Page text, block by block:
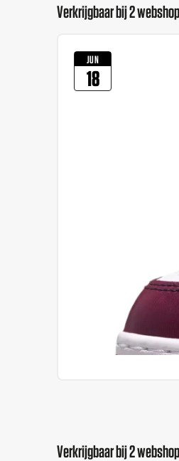
Verkrijgbaar bij 2
JUN
18
Verkrijgbaar bij 2